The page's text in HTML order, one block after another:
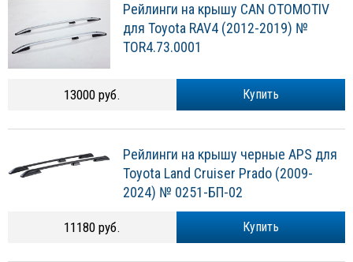
Рейлинги на крышу CAN OTOMOTIV
для Toyota RAV4 (2012-2019) №
TOR4.73.0001
Купить
13000 руб.
Рейлинги на крышу черные APS для
Toyota Land Cruiser Prado (2009-
2024) № 0251-БП-02
Купить
11180 руб.